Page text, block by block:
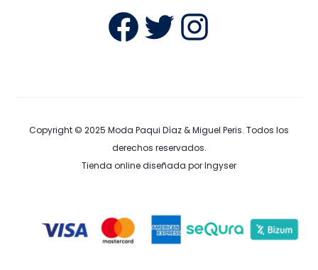
Facebook
Twitter
Copyright © 2025 Moda Paqui Díaz & Miguel Peris. Todos los
derechos reservados.
Tienda online diseñada por Ingyser